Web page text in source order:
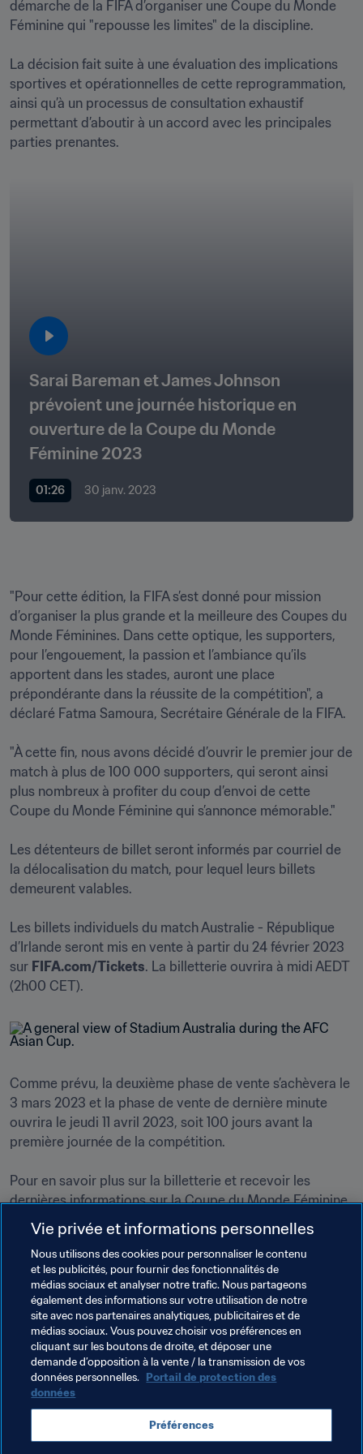
démarche de la FIFA d’organiser une Coupe du Monde
Féminine qui "repousse les limites" de la discipline.
La décision fait suite à une évaluation des implications
sportives et opérationnelles de cette reprogrammation,
ainsi qu’à un processus de consultation exhaustif
permettant d’aboutir à un accord avec les principales
parties prenantes.
Sarai Bareman et James Johnson
prévoient une journée historique en
ouverture de la Coupe du Monde
Féminine 2023
01:26 30 janv. 2023
"Pour cette édition, la FIFA s’est donné pour mission
d’organiser la plus grande et la meilleure des Coupes du
Monde Féminines. Dans cette optique, les supporters,
pour l’engouement, la passion et l’ambiance qu’ils
apportent dans les stades, auront une place
prépondérante dans la réussite de la compétition", a
déclaré Fatma Samoura, Secrétaire Générale de la FIFA.
"À cette fin, nous avons décidé d’ouvrir le premier jour de
match à plus de 100 000 supporters, qui seront ainsi
plus nombreux à profiter du coup d’envoi de cette
Coupe du Monde Féminine qui s’annonce mémorable."
Les détenteurs de billet seront informés par courriel de
la délocalisation du match, pour lequel leurs billets
demeurent valables.
Les billets individuels du match Australie - République
d’Irlande seront mis en vente à partir du 24 février 2023
sur FIFA.com/Tickets. La billetterie ouvrira à midi AEDT
(2h00 CET).
Comme prévu, la deuxième phase de vente s’achèvera le
3 mars 2023 et la phase de vente de dernière minute
ouvrira le jeudi 11 avril 2023, soit 100 jours avant la
première journée de la compétition.
Pour en savoir plus sur la billetterie et recevoir les
dernières informations sur la Coupe du Monde Féminine
de la FIFA 2023, rendez-vous régulièrement sur
www.FIFA.com/tickets.
calendrier des matches de la Coupe du Monde
Féminine de la FIFA 2023 [lien vers le calendrier mis à
jour] a été mis à jour.
Thèmes en lien
Commercial Organisation Organisation
Coupe du Monde Féminine de la FIFA 2023
Vie privée et informations personnelles
Nous utilisons des cookies pour personnaliser le contenu
et les publicités, pour fournir des fonctionnalités de
médias sociaux et analyser notre trafic. Nous partageons
également des informations sur votre utilisation de notre
site avec nos partenaires analytiques, publicitaires et de
médias sociaux. Vous pouvez choisir vos préférences en
cliquant sur les boutons de droite, et déposer une
demande d’opposition à la vente / la transmission de vos
données personnelles. Portail de protection des
données
Préférences